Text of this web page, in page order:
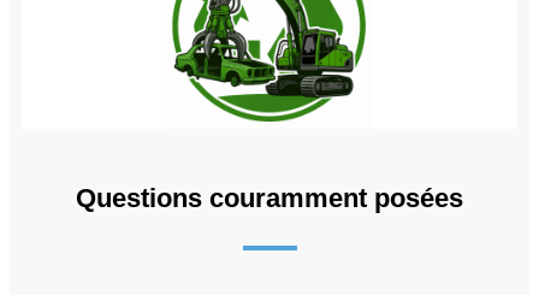
Questions couramment posées